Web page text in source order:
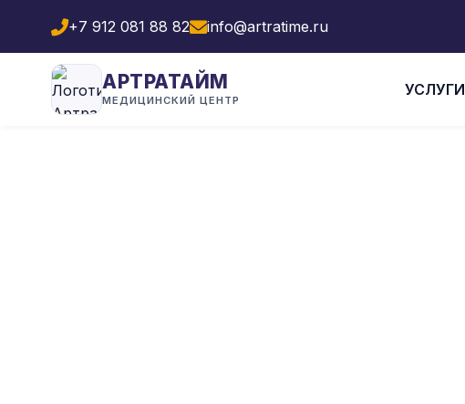
+7 912 081 88 82 info@artratime.ru
АРТРАТАЙМ
МЕДИЦИНСКИЙ ЦЕНТР
УСЛУГИ